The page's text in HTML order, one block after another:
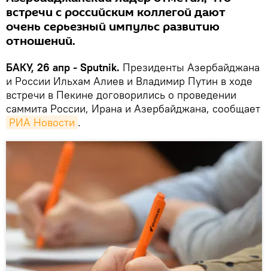
встречи с российским коллегой дают
очень серьезный импульс развитию
отношений.
БАКУ, 26 апр - Sputnik. Президенты Азербайджана
и России Ильхам Алиев и Владимир Путин в ходе
встречи в Пекине договорились о проведении
саммита России, Ирана и Азербайджана, сообщает
РИА Новости .